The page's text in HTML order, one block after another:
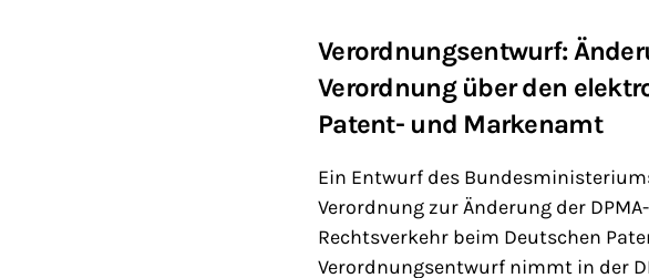
Verordnungsentwurf:
Verordnung über den
Patent- und Markenamt
Ein Entwurf des
Verordnung zur Änderung der
Rechtsverkehr beim Deutschen
Verordnungsentwurf nimmt in der